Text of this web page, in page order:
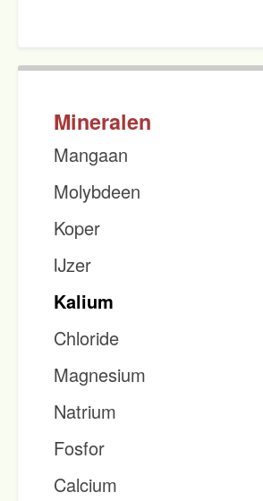
Mineralen
Mangaan
Molybdeen
Koper
IJzer
Kalium
Chloride
Magnesium
Natrium
Fosfor
Calcium